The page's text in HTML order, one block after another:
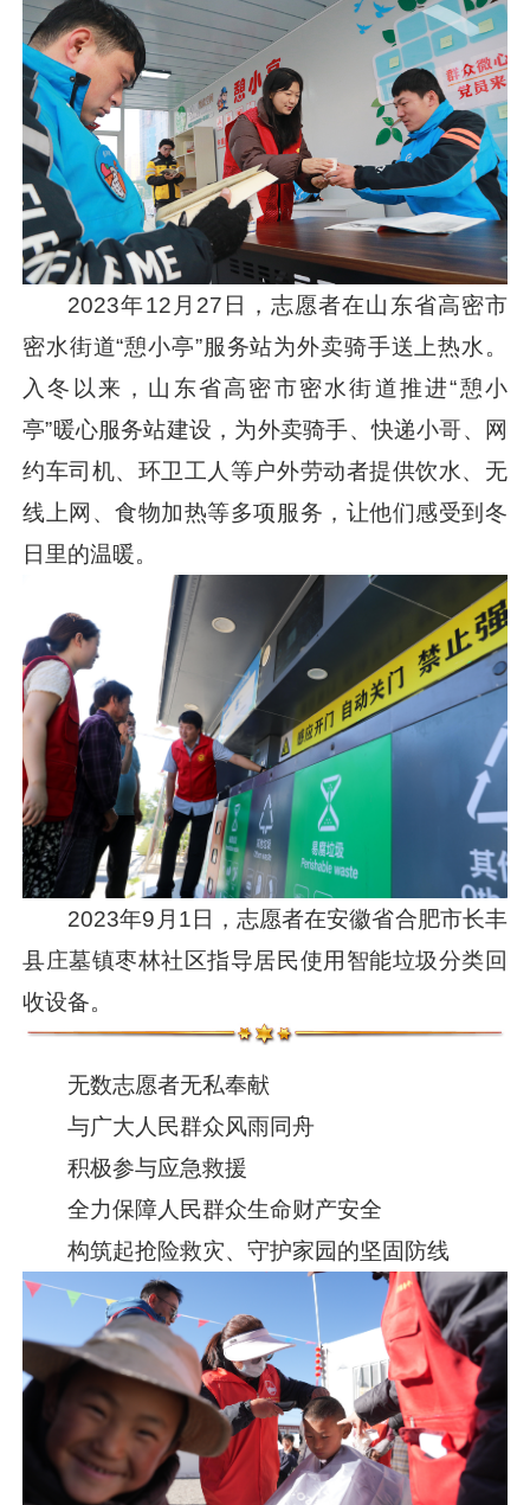
2023年12月27日，志愿者在山东省高密市
密水街道“憩小亭”服务站为外卖骑手送上热水。
入冬以来，山东省高密市密水街道推进“憩小
亭”暖心服务站建设，为外卖骑手、快递小哥、网
约车司机、环卫工人等户外劳动者提供饮水、无
线上网、食物加热等多项服务，让他们感受到冬
日里的温暖。
2023年9月1日，志愿者在安徽省合肥市长丰
县庄墓镇枣林社区指导居民使用智能垃圾分类回
收设备。
无数志愿者无私奉献
与广大人民群众风雨同舟
积极参与应急救援
全力保障人民群众生命财产安全
构筑起抢险救灾、守护家园的坚固防线